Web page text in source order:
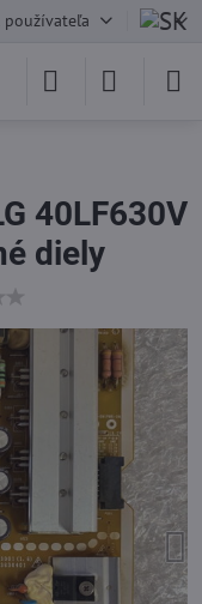
používateľa
40LF630V
diely